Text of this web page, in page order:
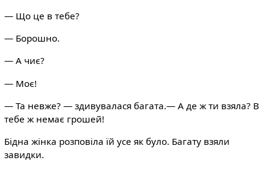
— Що це в тебе?
— Борошно.
— А чиє?
— Моє!
— Та невже? — здивувалася багата.— А де ж ти взяла? В
тебе ж немає грошей!
Бідна жінка розповіла їй усе як було. Багату взяли
завидки.